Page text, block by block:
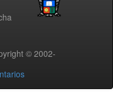
© 2002-